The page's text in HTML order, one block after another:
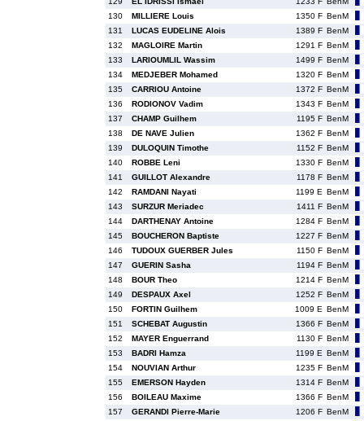
130
MILLIERE Louis 1350 F BenM
131
LUCAS EUDELINE Alois 1389 F BenM
132
MAGLOIRE Martin 1291 F BenM
133
LARIOUMLIL Wassim 1499 F BenM
134
MEDJEBER Mohamed 1320 F BenM
135
CARRIOU Antoine 1372 F BenM
136
RODIONOV Vadim 1343 F BenM
137
CHAMP Guilhem 1195 F BenM
138
DE NAVE Julien 1362 F BenM
139
DULOQUIN Timothe 1152 F BenM
140
ROBBE Leni 1330 F BenM
141
GUILLOT Alexandre 1178 F BenM
142
RAMDANI Nayati 1199 E BenM
143
SURZUR Meriadec 1411 F BenM
144
DARTHENAY Antoine 1284 F BenM
145
BOUCHERON Baptiste 1227 F BenM
146
TUDOUX GUERBER Jules 1150 F BenM
147
GUERIN Sasha 1194 F BenM
148
BOUR Theo 1214 F BenM
149
DESPAUX Axel 1252 F BenM
150
FORTIN Guilhem 1009 E BenM
151
SCHEBAT Augustin 1366 F BenM
152
MAYER Enguerrand 1130 F BenM
153
BADRI Hamza 1199 E BenM
154
NOUVIAN Arthur 1235 F BenM
155
EMERSON Hayden 1314 F BenM
156
BOILEAU Maxime 1366 F BenM
157
GERANDI Pierre-Marie 1206 F BenM